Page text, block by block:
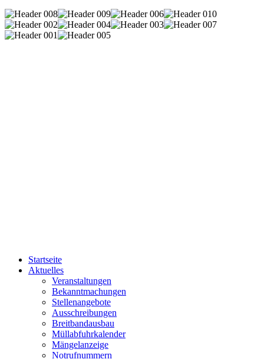
Startseite
Aktuelles
Veranstaltungen
Bekanntmachungen
Stellenangebote
Ausschreibungen
Breitbandausbau
Müllabfuhrkalender
Mängelanzeige
Notrufnummern